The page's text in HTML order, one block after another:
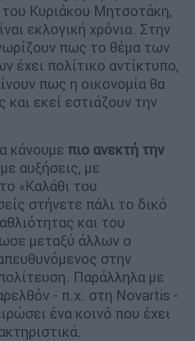
του Κυριάκου Μητσοτάκη,
εκλογική χρόνια. Στην
πως το θέμα των
έχει πολίτικο αντίκτυπο,
πως η οικονομία θα
και εκεί εστιάζουν την
κάνουμε πιο ανεκτή την
αυξήσεις, με
«Καλάθι του
στήνετε πάλι το δικό
και του
μεταξύ άλλων ο
στην
Παράλληλα με
- π.χ. στη Novartis -
ένα κοινό που έχει